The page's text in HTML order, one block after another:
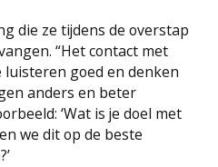
die ze tijdens de overstap
“Het contact met
luisteren goed en denken
anders en beter
‘Wat is je doel met
we dit op de beste